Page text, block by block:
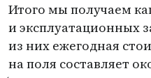
Итого мы получаем
и эксплуатационных
из них ежегодная
на поля составляет